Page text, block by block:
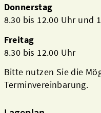
Donnerstag
8.30 bis 12.00 Uhr und
Freitag
8.30 bis 12.00 Uhr
Bitte nutzen Sie die
Terminvereinbarung.